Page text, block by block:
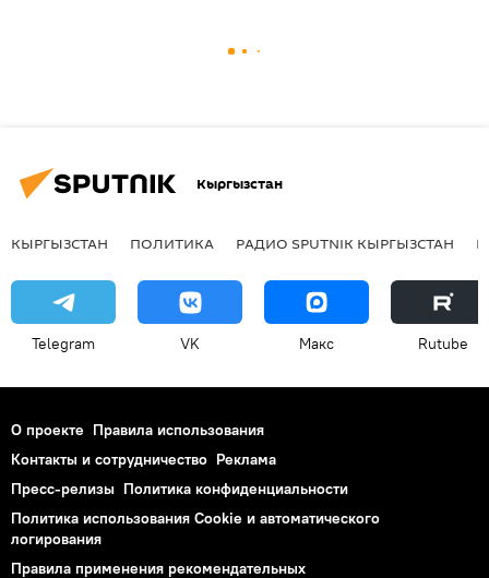
Кыргызстан
КЫРГЫЗСТАН ПОЛИТИКА РАДИО SPUTNIK КЫРГЫЗСТАН
Telegram VK Макс Rutube
О проекте Правила использования
Контакты и сотрудничество Реклама
Пресс-релизы Политика конфиденциальности
Политика использования Cookie и автоматического
логирования
Правила применения рекомендательных